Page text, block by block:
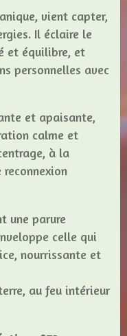
vient capter,
Il éclaire le
et équilibre, et
personnelles avec
et apaisante,
calme et
à la
une parure
celle qui
nourrissante et
au feu intérieur